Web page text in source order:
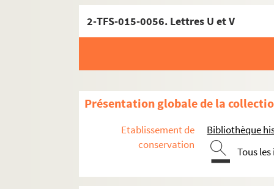
2-TFS-015-0056. Lettres U et V
Présentation globale de la
Etablissement de
conservation
Bibliothèque
Tous
Administration
Personnel
Gestion individuelle et collective
Convention collective
Dossiers individuels